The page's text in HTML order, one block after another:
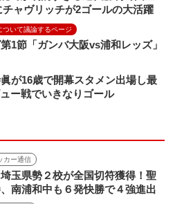
ャヴリッチが2ゴールの大活躍
いて議論するページ
1節「ガンバ大阪vs浦和レッズ」
が16歳で開幕スタメン出場し最
ー戦でいきなりゴール
カー通信
埼玉県勢２校が全国切符獲得！聖
南浦和中も６発快勝で４強進出